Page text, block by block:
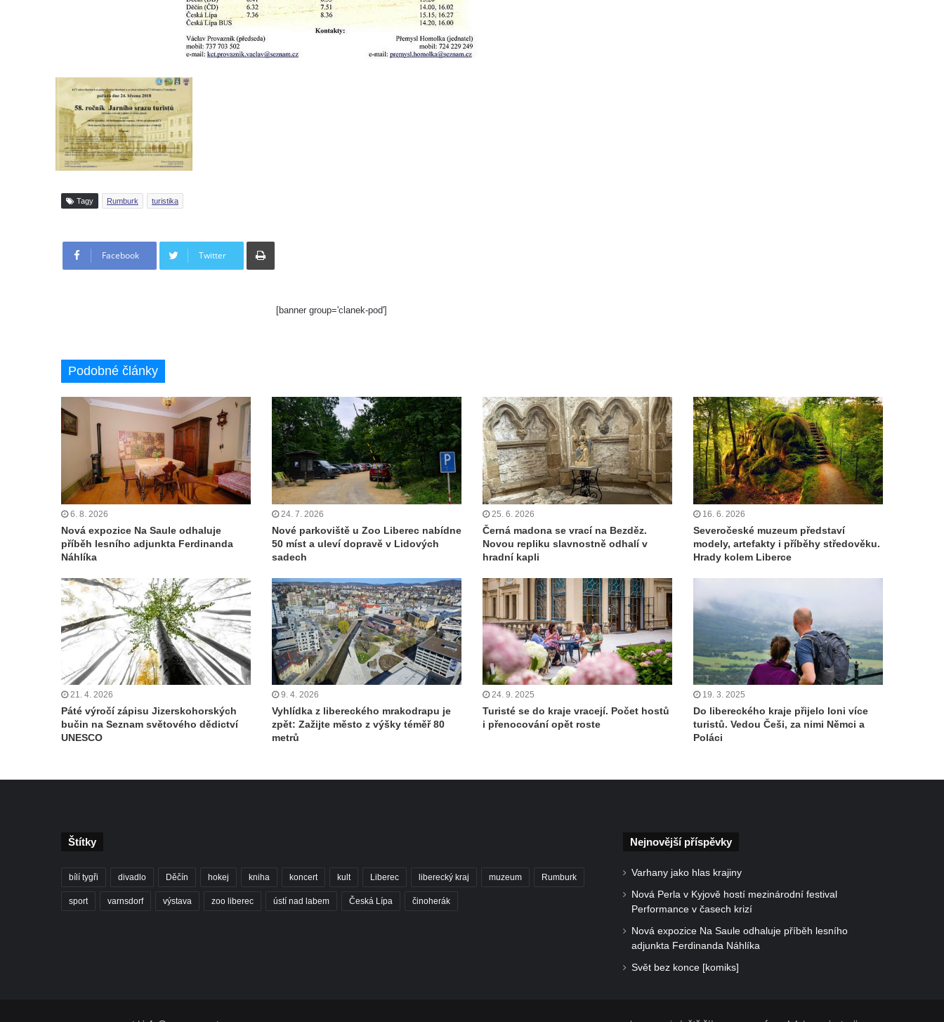
Tagy Rumburk turistika
Facebook Twitter
Tisknout
[banner group='clanek-pod']
Podobné články
6. 8. 2026
Nová expozice Na Saule odhaluje
příběh lesního adjunkta Ferdinanda
Náhlíka
24. 7. 2026
Nové parkoviště u Zoo Liberec nabídne
50 míst a uleví dopravě v Lidových
sadech
25. 6. 2026
Černá madona se vrací na Bezděz.
Novou repliku slavnostně odhalí v
hradní kapli
16. 6. 2026
Severočeské muzeum představí
modely, artefakty i příběhy středověku.
Hrady kolem Liberce
21. 4. 2026
Páté výročí zápisu Jizerskohorských
bučin na Seznam světového dědictví
UNESCO
9. 4. 2026
Vyhlídka z libereckého mrakodrapu je
zpět: Zažijte město z výšky téměř 80
metrů
24. 9. 2025
Turisté se do kraje vracejí. Počet hostů
i přenocování opět roste
19. 3. 2025
Do libereckého kraje přijelo loni více
turistů. Vedou Češi, za nimi Němci a
Poláci
Štítky
bílí tygři divadlo Děčín hokej kniha koncert kult Liberec liberecký kraj muzeum Rumburk
sport varnsdorf výstava zoo liberec ústí nad labem Česká Lípa činoherák
Nejnovější příspěvky
Varhany jako hlas krajiny
Nová Perla v Kyjově hostí mezinárodní festival
Performance v časech krizí
Nová expozice Na Saule odhaluje příběh lesního
adjunkta Ferdinanda Náhlíka
Svět bez konce [komiks]